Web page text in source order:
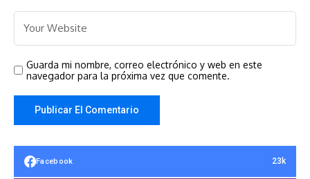
Guarda mi nombre, correo electrónico y web en este
navegador para la próxima vez que comente.
Facebook 23k